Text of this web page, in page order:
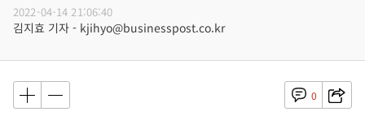
2022-04-14 21:06:40
김지효 기자 - kjihyo@businesspost.co.kr
0